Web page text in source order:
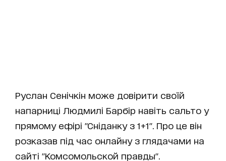
Руслан Сенічкін може довірити своїй
напарниці Людмилі Барбір навіть сальто у
прямому ефірі "Сніданку з 1+1". Про це він
розказав під час онлайну з глядачами на
сайті "Комсомольской правды".